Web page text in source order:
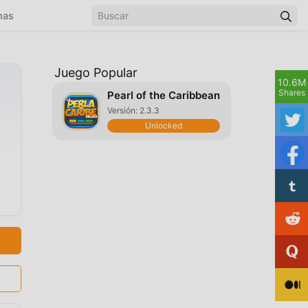
Juego Popular
Pearl of the Caribbean
Versión: 2.3.3
Unlocked
10.6M
Shares